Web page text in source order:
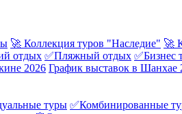
🚀 Коллекция туров "Наследие" 🚀
отдых ✅Пляжный отдых ✅Бизнес
2026 График выставок в Шанхае
туры ✅Комбинированные